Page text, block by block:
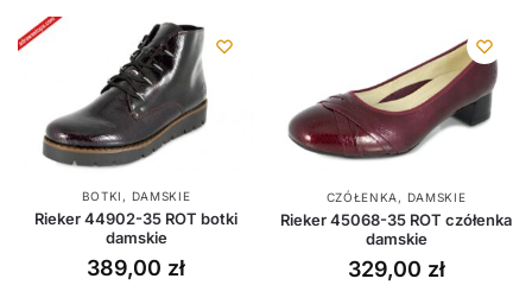
BOTKI , DAMSKIE
Rieker 44902-35 ROT botki
damskie
389,00 zł
CZÓŁENKA , DAMSKIE
Rieker 45068-35 ROT czółenka
damskie
329,00 zł